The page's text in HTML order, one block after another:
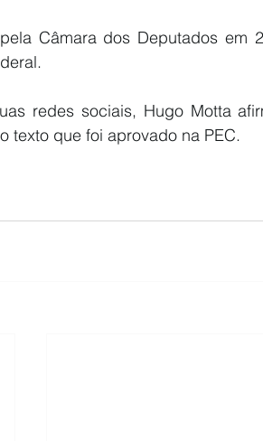
Câmara dos Deputados em
redes sociais, Hugo Motta
texto que foi aprovado na PEC.